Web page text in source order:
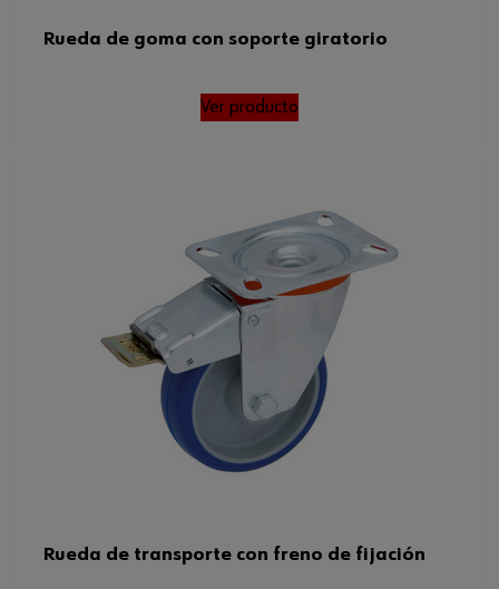
Rueda de goma con soporte giratorio
Ver producto
Rueda de transporte con freno de fijación